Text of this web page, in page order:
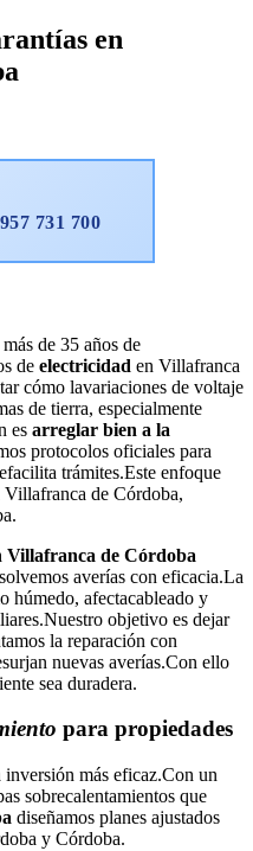
en
731 700
de 35 años de
de electricidad en Villafranca
cómo lavariaciones de voltaje
de tierra, especialmente
es arreglar bien a la
protocolos oficiales para
trámites.Este enfoque
Villafranca de Córdoba,
Villafranca de Córdoba
averías con eficacia.La
húmedo, afectacableado y
objetivo es dejar
la reparación con
nuevas averías.Con ello
sea duradera.
para propiedades
inversión más eficaz.Con un
sobrecalentamientos que
diseñamos planes ajustados
y Córdoba.